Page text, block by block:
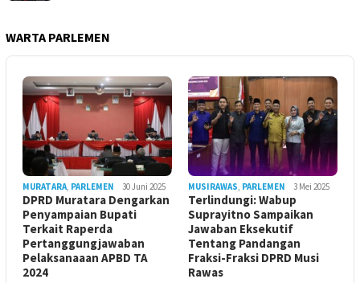
WARTA PARLEMEN
MURATARA PARLEMEN 30 Juni 2025
DPRD Muratara Dengarkan
Penyampaian Bupati
Terkait Raperda
Pertanggungjawaban
Pelaksanaaan APBD TA
2024
MUSIRAWAS PARLEMEN 3 Mei 2025
Terlindungi: Wabup
Suprayitno Sampaikan
Jawaban Eksekutif
Tentang Pandangan
Fraksi-Fraksi DPRD Musi
Rawas